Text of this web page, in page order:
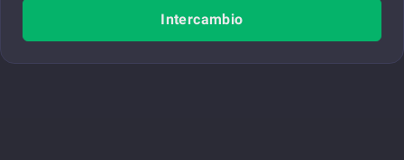
Intercambio